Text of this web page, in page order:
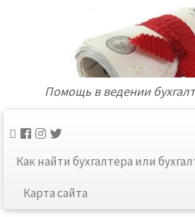
Помощь в ведении
Как найти бухгалтера или
Карта сайта
Главная »Карта сайта» Без
Ссылки соцсетей